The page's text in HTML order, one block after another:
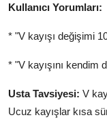
Kullanıcı Yorumları:
* "V kayışı değişimi
* "V kayışını kendim
Usta Tavsiyesi: V
Ucuz kayışlar kısa